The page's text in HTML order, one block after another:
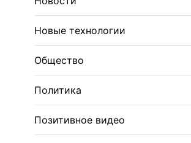
Новые технологии
Общество
Политика
Позитивное видео